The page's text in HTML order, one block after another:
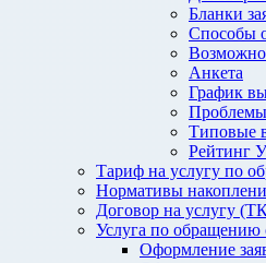
Бланки
Способы
Анкета
График
Типовые
Рейтинг
Тариф на услугу по
Нормативы
Договор на услугу
Услуга по
Оформление